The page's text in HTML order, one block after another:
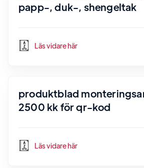
papp-, duk-, shengeltak
Läs vidare här
produktblad
2500 kk för qr-kod
Läs vidare här